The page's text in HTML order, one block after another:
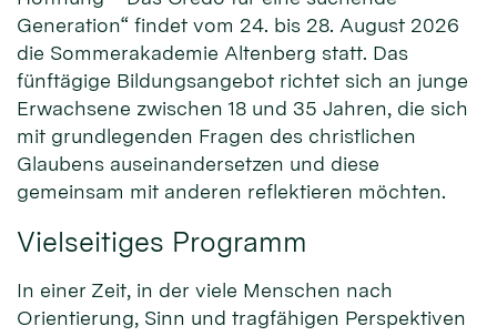
Generation“ findet vom 24. bis 28. August 2026
die Sommerakademie Altenberg statt. Das
fünftägige Bildungsangebot richtet sich an junge
Erwachsene zwischen 18 und 35 Jahren, die sich
mit grundlegenden Fragen des christlichen
Glaubens auseinandersetzen und diese
gemeinsam mit anderen reflektieren möchten.
Vielseitiges Programm
In einer Zeit, in der viele Menschen nach
Orientierung, Sinn und tragfähigen Perspektiven